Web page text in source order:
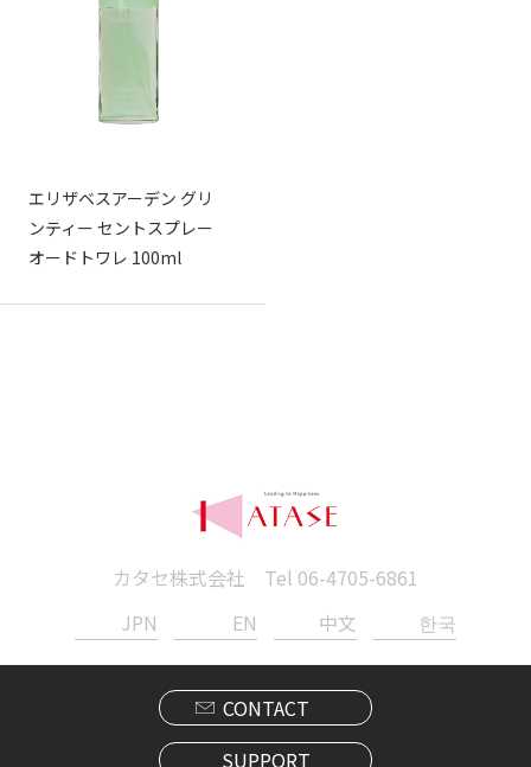
エリザベスアーデン グリ
ンティー セントスプレー
オードトワレ 100ml
カタセ株式会社 Tel 06-4705-6861
JPN
EN 中文 한국
CONTACT
SUPPORT